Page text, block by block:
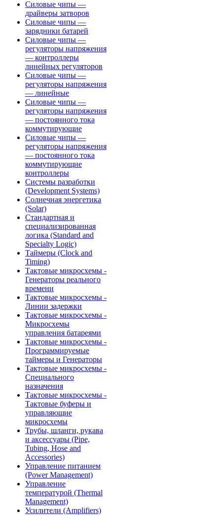
Силовые чипы —
драйверы затворов
Силовые чипы —
зарядники батарей
Силовые чипы —
регуляторы напряжения
— контроллеры
линейных регуляторов
Силовые чипы —
регуляторы напряжения
— линейные
Силовые чипы —
регуляторы напряжения
— постоянного тока
коммутирующие
Силовые чипы —
регуляторы напряжения
— постоянного тока
коммутирующие
контроллеры
Системы разработки
(Development Systems)
Солнечная энергетика
(Solar)
Стандартная и
специализированная
логика (Standard and
Specialty Logic)
Таймеры (Clock and
Timing)
Тактовые микросхемы -
Генераторы реального
времени
Тактовые микросхемы -
Линии задержки
Тактовые микросхемы -
Микросхемы
управления батареями
Тактовые микросхемы -
Программируемые
таймеры и Генераторы
Тактовые микросхемы -
Специального
назначения
Тактовые микросхемы -
Тактовые буферы и
управляющие
микросхемы
Трубы, шланги, рукава
и аксессуары (Pipe,
Tubing, Hose and
Accessories)
Управление питанием
(Power Management)
Управление
температурой (Thermal
Management)
Усилители (Amplifiers)